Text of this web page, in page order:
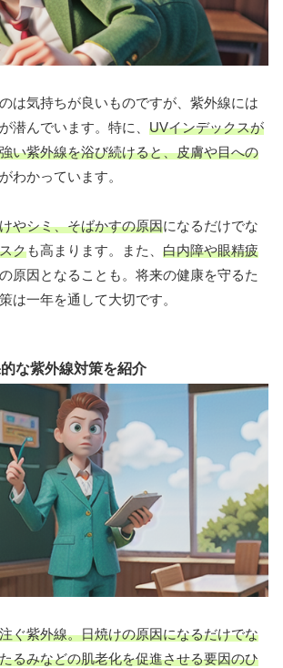
は気持ちが良いものですが、紫外線には
潜んでいます。特に、 UVインデックスが
強い紫外線を浴び続けると、皮膚や目への
わかっています。
やシミ、そばかすの原因になるだけでな
クも高まります。また、 白内障や眼精疲
原因となることも。将来の健康を守るた
は一年を通して大切です。
な紫外線対策を紹介
ぐ紫外線。日焼けの原因になるだけでな
るみなどの肌老化を促進させる要因のひ